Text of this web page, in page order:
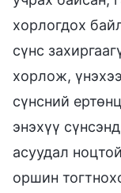
хорлогдох
сүнс
хорлож,
сүнсний
энэхүү
асуудал
оршин